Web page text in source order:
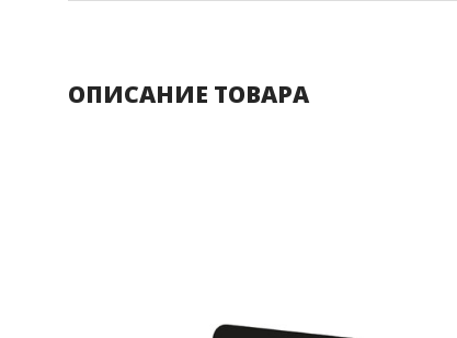
ОПИСАНИЕ ТОВАРА